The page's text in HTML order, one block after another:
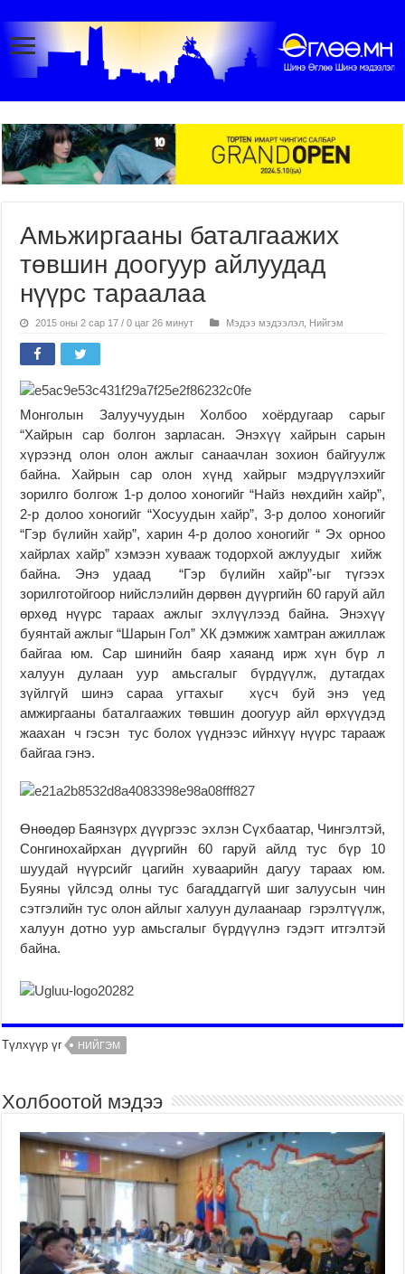
Амьжиргааны баталгаажих
төвшин доогуур айлуудад
нүүрс тараалаа
2015 оны 2 сар 17 / 0 цаг 26 минут Мэдээ мэдээлэл Нийгэм
Монголын Залуучуудын Холбоо хоёрдугаар сарыг
“Хайрын сар болгон зарласан. Энэхүү хайрын сарын
хүрээнд олон олон ажлыг санаачлан зохион байгуулж
байна. Хайрын сар олон хүнд хайрыг мэдрүүлэхийг
зорилго болгож 1-р долоо хоногийг “Найз нөхдийн хайр”,
2-р долоо хоногийг “Хосуудын хайр”, 3-р долоо хоногийг
“Гэр бүлийн хайр”, харин 4-р долоо хоногийг “ Эх орноо
хайрлах хайр” хэмээн хувааж тодорхой ажлуудыг хийж
байна. Энэ удаад “Гэр бүлийн хайр”-ыг түгээх
зорилготойгоор нийслэлийн дөрвөн дүүргийн 60 гаруй айл
өрхөд нүүрс тараах ажлыг эхлүүлээд байна. Энэхүү
буянтай ажлыг “Шарын Гол” ХК дэмжиж хамтран ажиллаж
байгаа юм. Сар шинийн баяр хаяанд ирж хүн бүр л
халуун дулаан уур амьсгалыг бүрдүүлж, дутагдах
зүйлгүй шинэ сараа угтахыг хүсч буй энэ үед
амжиргааны баталгаажих төвшин доогуур айл өрхүүдэд
жаахан ч гэсэн тус болох үүднээс ийнхүү нүүрс тарааж
байгаа гэнэ.
Өнөөдөр Баянзүрх дүүргээс эхлэн Сүхбаатар, Чингэлтэй,
Сонгинохайрхан дүүргийн 60 гаруй айлд тус бүр 10
шуудай нүүрсийг цагийн хуваарийн дагуу тараах юм.
Буяны үйлсэд олны тус багаддаггүй шиг залуусын чин
сэтгэлийн тус олон айлыг халуун дулаанаар гэрэлтүүлж,
халуун дотно уур амьсгалыг бүрдүүлнэ гэдэгт итгэлтэй
байна.
Түлхүүр үг НИЙГЭМ
Холбоотой мэдээ